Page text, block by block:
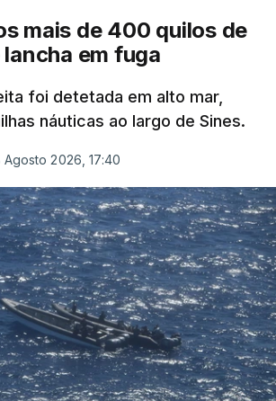
mais de 400 quilos de
em fuga
foi detetada em alto mar,
náuticas ao largo de Sines.
2026, 17:40